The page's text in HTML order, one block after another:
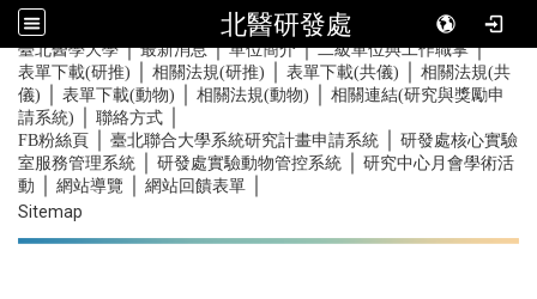
北醫研發處
::: 臺北醫學大學｜最新消息｜單位簡介｜二級單位與工作職掌｜
表單下載(研推) 相關法規(研推) 表單下載(共儀)
相關法規(共
儀)
表單下載(動物) 相關法規(動物)
相關連結(研究與獎勵申
請系統)
聯絡方式
FB粉絲頁 臺北聯合大學系統研究計畫申請系統
研發處核心實驗
室服務管理系統
研發處實驗動物管控系統
研究中心月會學術活
動
網站導覽 網站回饋表單
Sitemap